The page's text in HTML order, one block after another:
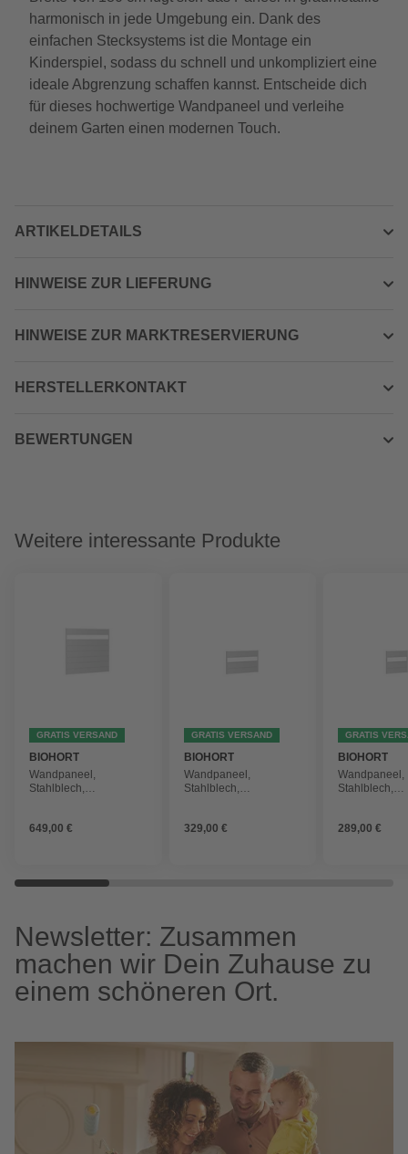
harmonisch in jede Umgebung ein. Dank des
einfachen Stecksystems ist die Montage ein
Kinderspiel, sodass du schnell und unkompliziert eine
ideale Abgrenzung schaffen kannst. Entscheide dich
für dieses hochwertige Wandpaneel und verleihe
deinem Garten einen modernen Touch.
ARTIKELDETAILS
HINWEISE ZUR LIEFERUNG
HINWEISE ZUR MARKTRESERVIERUNG
HERSTELLERKONTAKT
BEWERTUNGEN
Weitere interessante Produkte
GRATIS VERSAND
BIOHORT
Wandpaneel,
Stahlblech,
649,00 €
GRATIS VERSAND
BIOHORT
Wandpaneel,
Stahlblech,
329,00 €
GRATIS
BIOHORT
Wandpaneel,
Stahlblech,
289,00 €
Newsletter: Zusammen
machen wir Dein Zuhause zu
einem schöneren Ort.